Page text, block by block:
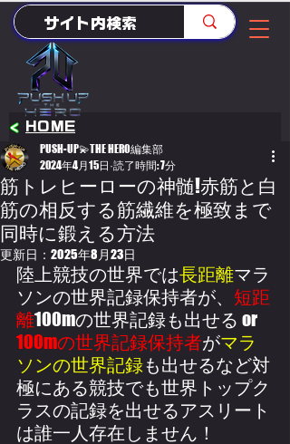
HOME
<
筋トレヒーローの神髄!赤筋と白
筋の相反する筋繊維を極致まで
同時に鍛える方法
PUSH-UP💫THE HERO編集部
2024年4月15日 読了時間: 7分
更新日： 2025年8月23日
陸上競技の世界では長距離マラ
ソンの世界記録保持者が、 短距
離100mの世界記録も出せる or
100mの世界記録保持者がマラ
ソンの世界記録も出せるなど対
極にある競技でも世界トップク
ラスの記録を出せるアスリート
は誰一人存在しません！